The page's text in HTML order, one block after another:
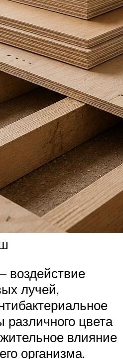
воздействие
лучей,
цвета
влияние
организма.